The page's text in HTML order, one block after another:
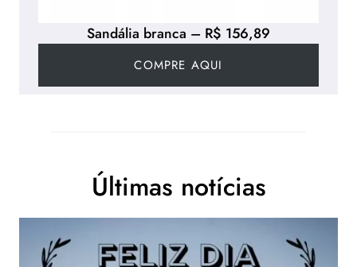
Sandália branca – R$ 156,89
COMPRE AQUI
Últimas notícias